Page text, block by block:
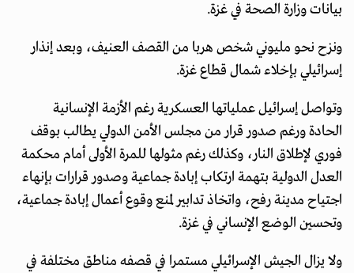
بيانات وزارة الصحة في غزة.
ونزح نحو مليوني شخص هربا من القصف العنيف، وبعد إنذار
إسرائيلي بإخلاء شمال قطاع غزة.
وتواصل إسرائيل عملياتها العسكرية رغم الأزمة الإنسانية
الحادة ورغم صدور قرار من مجلس الأمن الدولي يطالب بوقف
فوري لإطلاق النار، وكذلك رغم مثولها للمرة الأولى أمام محكمة
العدل الدولية بتهمة ارتكاب إبادة جماعية وصدور قرارات بإنهاء
اجتياح مدينة رفح، واتخاذ تدابير لمنع وقوع أعمال إبادة جماعية،
وتحسين الوضع الإنساني في غزة.
ولا يزال الجيش الإسرائيلي مستمرا في قصفه مناطق مختلفة في